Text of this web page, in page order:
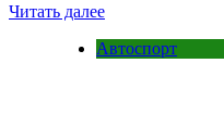
Читать далее
Автоспорт